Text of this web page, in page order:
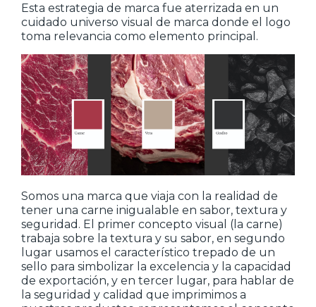
Esta estrategia de marca fue aterrizada en un
cuidado universo visual de marca donde el logo
toma relevancia como elemento principal.
Somos una marca que viaja con la realidad de
tener una carne inigualable en sabor, textura y
seguridad. El primer concepto visual (la carne)
trabaja sobre la textura y su sabor, en segundo
lugar usamos el característico trepado de un
sello para simbolizar la excelencia y la capacidad
de exportación, y en tercer lugar, para hablar de
la seguridad y calidad que imprimimos a